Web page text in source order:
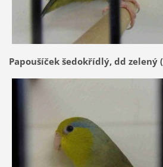
Papoušíček šedokřídlý, dd zelený